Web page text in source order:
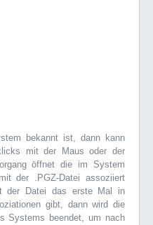
bekannt ist, dann kann
mit der Maus oder der
öffnet die im System
der .PGZ-Datei assoziiert
der Datei das erste Mal in
gibt, dann wird die
Systems beendet, um nach